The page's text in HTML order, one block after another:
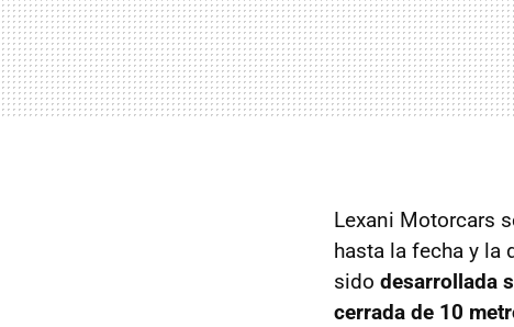
Lexani Motorcars
hasta la fecha y la
sido desarrollada
cerrada de 10